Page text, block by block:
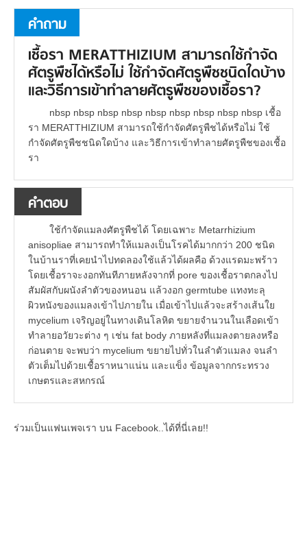
คำถาม
เชื้อรา MERATTHIZIUM สามารถใช้กำจัด
ศัตรูพืชได้หรือไม่ ใช้กำจัดศัตรูพืชชนิดใดบ้าง
และวิธีการเข้าทำลายศัตรูพืชของเชื้อรา?
nbsp nbsp nbsp nbsp nbsp nbsp nbsp nbsp nbsp เชื้อ
รา MERATTHIZIUM สามารถใช้กำจัดศัตรูพืชได้หรือไม่ ใช้
กำจัดศัตรูพืชชนิดใดบ้าง และวิธีการเข้าทำลายศัตรูพืชของเชื้อ
รา
คำตอบ
ใช้กำจัดแมลงศัตรูพืชได้ โดยเฉพาะ Metarrhizium
anisopliae สามารถทำให้แมลงเป็นโรคได้มากกว่า 200 ชนิด
ในบ้านราที่เคยนำไปทดลองใช้แล้วได้ผลคือ ด้วงแรดมะพร้าว
โดยเชื้อราจะงอกทันทีภายหลังจากที่ pore ของเชื้อราตกลงไป
สัมผัสกับผนังลำตัวของหนอน แล้วงอก germtube แทงทะลุ
ผิวหนังของแมลงเข้าไปภายใน เมื่อเข้าไปแล้วจะสร้างเส้นใย
mycelium เจริญอยู่ในทางเดินโลหิต ขยายจำนวนในเลือดเข้า
ทำลายอวัยวะต่าง ๆ เช่น fat body ภายหลังที่แมลงตายลงหรือ
ก่อนตาย จะพบว่า mycelium ขยายไปทั่วในลำตัวแมลง จนลำ
ตัวเต็มไปด้วยเชื้อราหนาแน่น และแข็ง ข้อมูลจากกระทรวง
เกษตรและสหกรณ์
ร่วมเป็นแฟนเพจเรา บน Facebook..ได้ที่นี่เลย!!